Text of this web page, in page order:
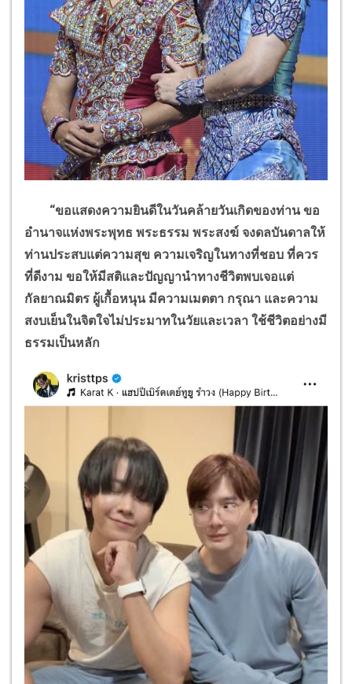
“ขอแสดงความยินดีในวันคล้ายวันเกิดของท่าน ขอ
อำนาจแห่งพระพุทธ พระธรรม พระสงฆ์ จงดลบันดาลให้
ท่านประสบแต่ความสุข ความเจริญในทางที่ชอบ ที่ควร
ที่ดีงาม ขอให้มีสติและปัญญานำทางชีวิตพบเจอแต่
กัลยาณมิตร ผู้เกื้อหนุน มีความเมตตา กรุณา และความ
สงบเย็นในจิตใจไม่ประมาทในวัยและเวลา ใช้ชีวิตอย่างมี
ธรรมเป็นหลัก